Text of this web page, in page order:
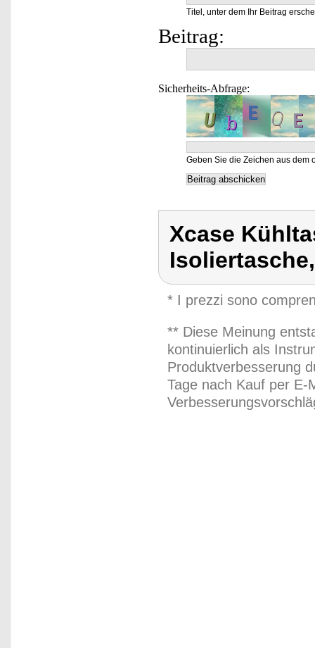
Titel, unter dem Ihr Beitrag
Beitrag:
Sicherheits-Abfrage:
Geben Sie die Zeichen aus dem
Xcase
* I prezzi sono
** Diese Meinung
kontinuierlich als
Produktverbesserung
Tage nach Kauf per E-